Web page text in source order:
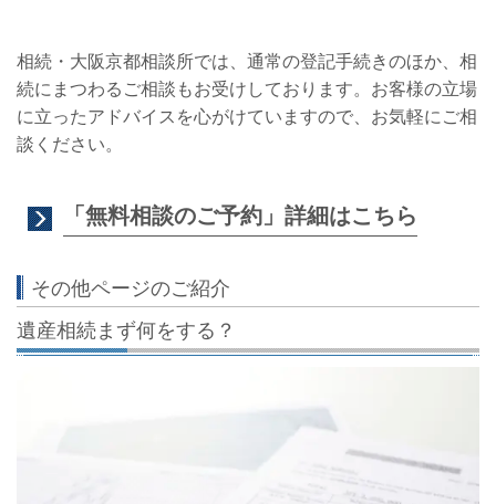
相続・大阪京都相談所では、通常の登記手続きのほか、相
続にまつわるご相談もお受けしております。お客様の立場
に立ったアドバイスを心がけていますので、お気軽にご相
談ください。
「無料相談のご予約」詳細はこちら
その他ページのご紹介
遺産相続まず何をする？